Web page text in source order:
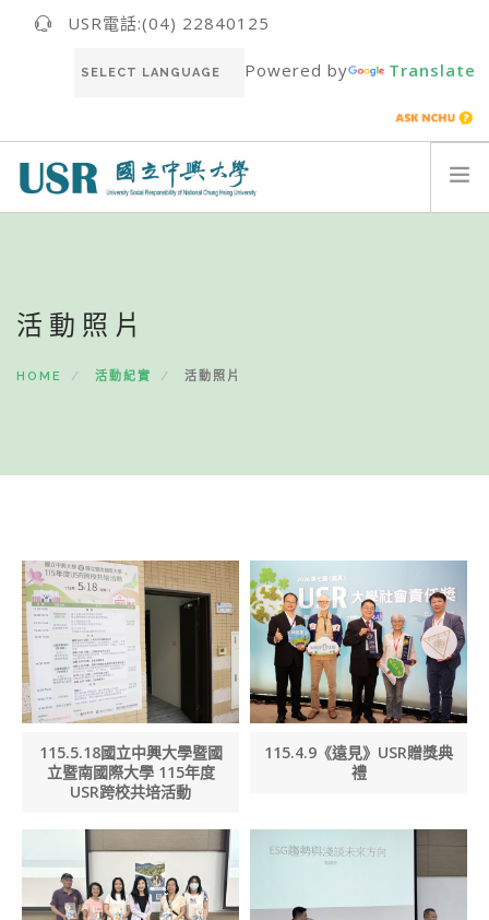
USR電話:(04) 22840125
Powered by Translate
USR團隊USR TEAM
活動照片
HOME 活動紀實 活動照片
115.5.18國立中興大學暨國
立暨南國際大學 115年度
USR跨校共培活動
115.4.9《遠見》USR贈獎典
禮